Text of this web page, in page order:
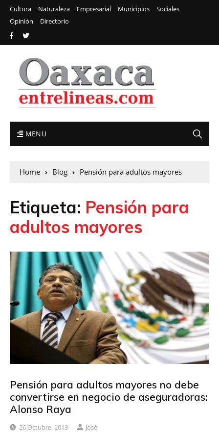
Cultura Naturaleza Empresarial Municipios
Sociales
Opinión
Directorio
MENU
Home Blog Pensión para adultos mayores
Etiqueta: Pensión para
adultos mayores
Pensión para adultos mayores no debe
convertirse en negocio de aseguradoras:
Alonso Raya
26 Octubre, 2013 José